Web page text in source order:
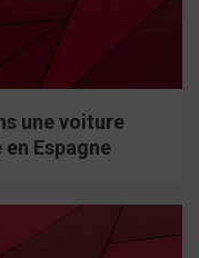
une voiture
Espagne